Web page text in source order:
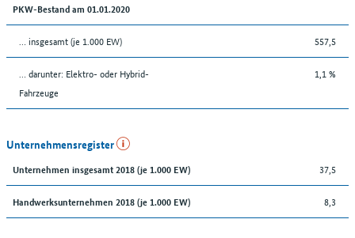
PKW-Bestand am 01.01.2020
… insgesamt (je 1.000 EW) 557,5
… darunter: Elektro- oder Hybrid-
Fahrzeuge
1,1 %
Unternehmensregister
Unternehmen insgesamt 2018 (je 1.000 EW) 37,5
Handwerksunternehmen 2018 (je 1.000 EW) 8,3